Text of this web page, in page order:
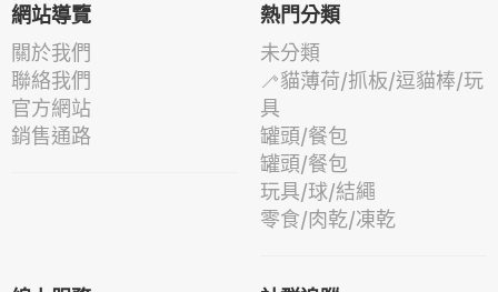
網站導覽
關於我們
聯絡我們
官方網站
銷售通路
熱門分類
未分類
🦯貓薄荷/抓板/逗貓棒/玩
具
罐頭/餐包
罐頭/餐包
玩具/球/結繩
零食/肉乾/凍乾